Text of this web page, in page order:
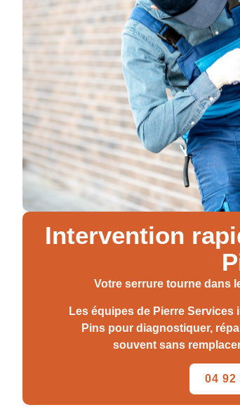
Intervention
Votre serrure tourne dans
Les équipes de Pierre
Pins pour diagnostiquer,
souvent sans
04 92